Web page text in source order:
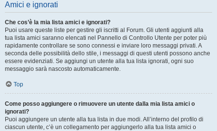
Amici e ignorati
Che cos’è la mia lista amici e ignorati?
Puoi usare queste liste per gestire gli iscritti al Forum. Gli utenti aggiunti alla
tua lista amici saranno elencati nel Pannello di Controllo Utente per poter più
rapidamente controllare se sono connessi e inviare loro messaggi privati. A
seconda delle possibilità dello stile, i messaggi di questi utenti possono anche
essere evidenziati. Se aggiungi un utente alla tua lista ignorati, ogni suo
messaggio sarà nascosto automaticamente.
Top
Come posso aggiungere o rimuovere un utente dalla mia lista amici o
ignorati?
Puoi aggiungere un utente alla tua lista in due modi. All’interno del profilo di
ciascun utente, c’è un collegamento per aggiungerlo alla tua lista amici o